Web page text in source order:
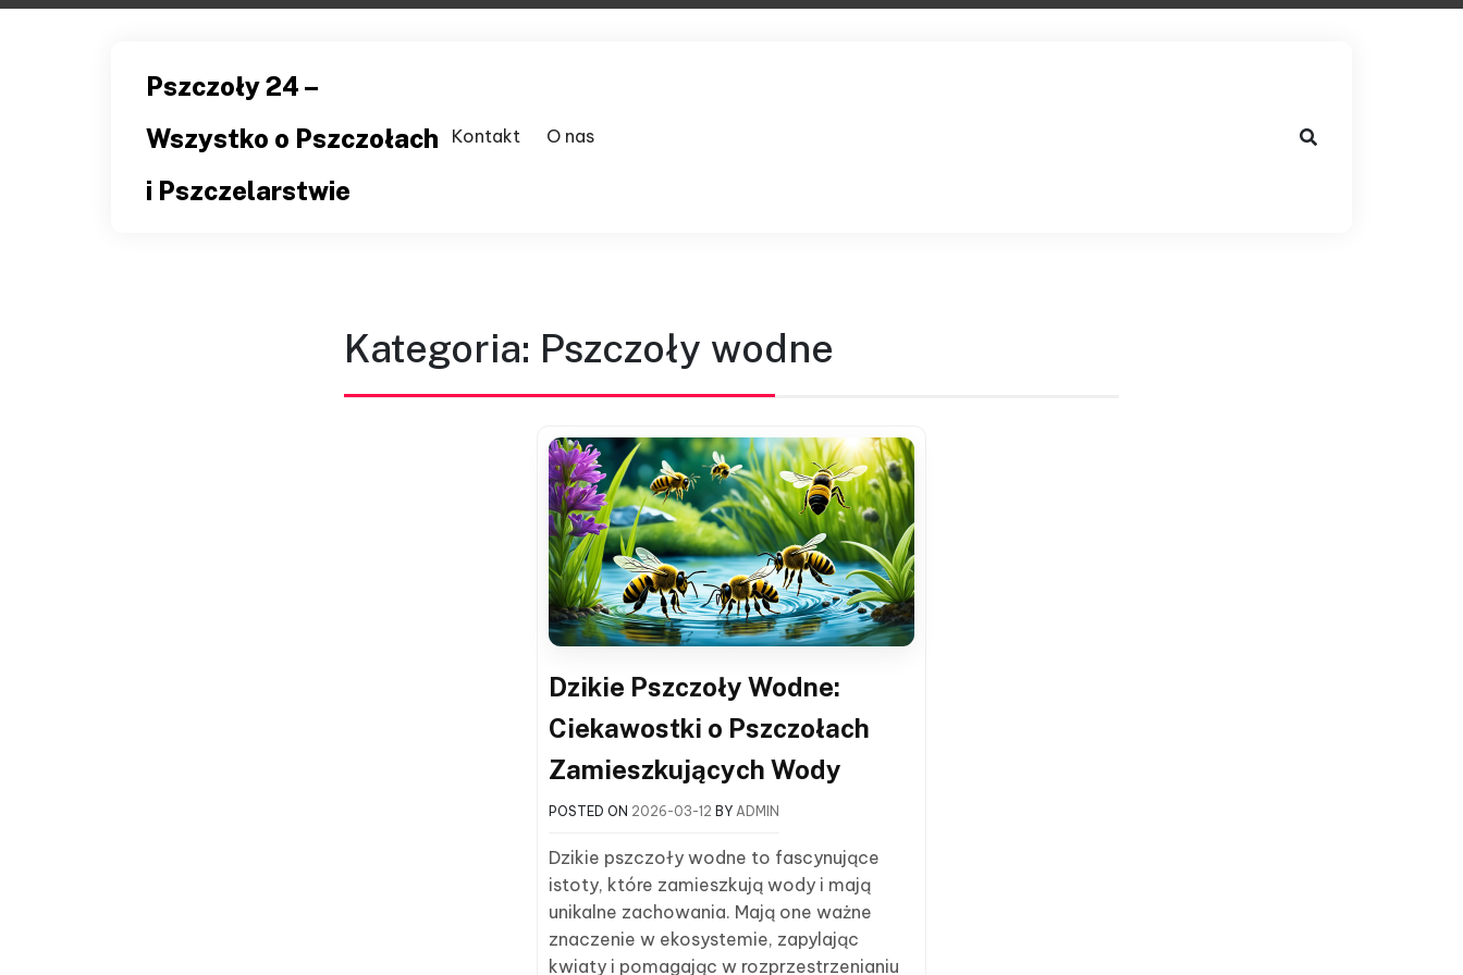
Skip
Pszczoły 24 –
Wszystko o Pszczołach
i Pszczelarstwie
Kontakt O nas
Kategoria: Pszczoły wodne
Dzikie Pszczoły Wodne:
Ciekawostki o Pszczołach
Zamieszkujących Wody
POSTED ON 2026-03-12 BY ADMIN
Dzikie pszczoły wodne to fascynujące
istoty, które zamieszkują wody i mają
unikalne zachowania. Mają one ważne
znaczenie w ekosystemie, zapylając
kwiaty i pomagając w rozprzestrzenianiu